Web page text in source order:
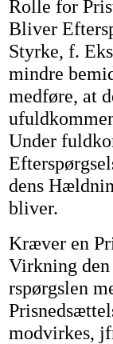
Rolle for
Bliver
Styrke, f.
mindre
medføre, at
Under
dens
bliver.
Kræver en
Virkning den
rspørgslen
modvirkes,